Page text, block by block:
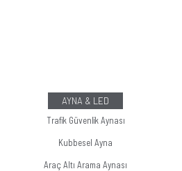
AYNA & LED
Trafik Güvenlik Aynası
Kubbesel Ayna
Araç Altı Arama Aynası